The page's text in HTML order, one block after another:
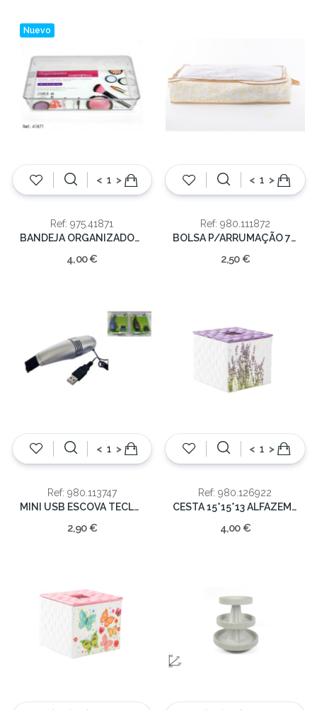
< >
Nuevo
Ref: 975.41871
BANDEJA ORGANIZADORA 34x16x5,5cm
4,00 €
< >
Ref: 980.111872
BOLSA P/ARRUMAÇÃO 70x40x20cm
2,50 €
< >
Ref: 980.113747
MINI USB ESCOVA TECLADO
2,90 €
< >
Ref: 980.126922
CESTA 15*15*13 ALFAZEMA
4,00 €